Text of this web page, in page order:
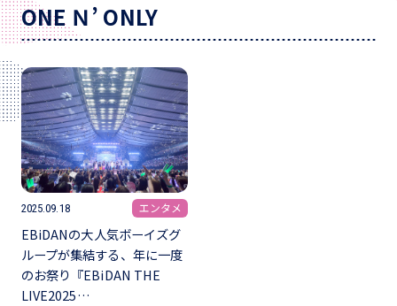
ONE Ｎ’ ONLY
2025.09.18 エンタメ
EBiDANの大人気ボーイズグ
ループが集結する、年に一度
のお祭り『EBiDAN THE
LIVE2025…